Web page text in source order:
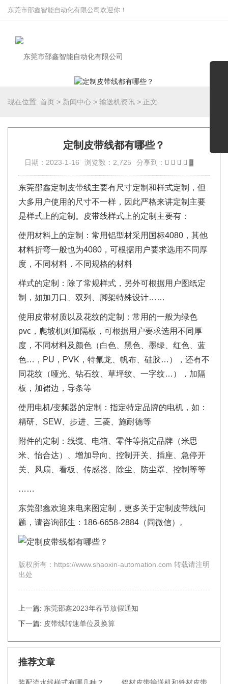
东莞市邵鑫智能自动化有限公司欢迎你！
现在位置: 首页 > 新闻中心 > 输送机资讯 > 正文
定制皮带线都有哪些？
日期：2023-1-16 浏览数：2,725 分享到：
东莞邵鑫定制皮带线主要有尺寸定制和样式定制，但
大多用户使用的尺寸不一样，因此严格来讲定制主要
是样式上的定制。皮带线样式上的定制主要有：
使用材料上的定制：常用铝型材采用国标4080，其他
材料折弯一般也为4080，可根据用户要求选用不同厚
度，不同材料，不同规格的材料
样式的定制：除了常规样式，另外可根据用户图纸定
制，如加刀口、双列、脚架特殊设计……
使用皮带材质以及花纹的定制：常用的一般为绿色
pvc，爬坡机则加隔板，可根据用户要求选用不同厚
度，不同材料及颜色（白色、黑色、墨绿、红色、蓝
色…，PU，PVK，特氟龙、帆布、硅胶…），还有不
同花纹（哑光、钻石纹、草坪纹、一字纹…），加隔
板，加裙边，导条等
使用电机/变频器的定制：指定特定品牌的电机，如：
精研、SEW、步进、三菱、施耐德等
附件的定制：线缆、电箱、零件等指定品牌（米思
米、怡合达）、增加导向、控制开关、插座、急停开
关、风扇、看板、传感器、除尘、防尘罩、控制等等
……
东莞邵鑫欢迎来电来图定制，更多关于定制皮带线问
题，请咨询邵生：186-6658-2884（同微信）。
版权所有：https://www.shaoxin-automation.com 转载请注明
出处
上一篇: 东莞邵鑫2023年春节放假通知
下一篇: 皮带线转速单位及换算
推荐文章